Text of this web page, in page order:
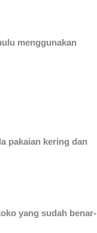
menggunakan
pakaian kering dan
yang sudah benar-